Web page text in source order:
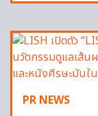
PR NEWS